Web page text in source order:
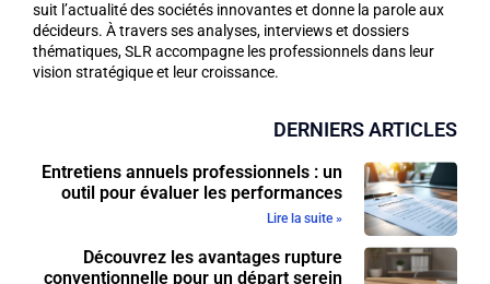
suit l’actualité des sociétés innovantes et donne la parole aux
décideurs. À travers ses analyses, interviews et dossiers
thématiques, SLR accompagne les professionnels dans leur
vision stratégique et leur croissance.
DERNIERS ARTICLES
Entretiens annuels professionnels : un
outil pour évaluer les performances
Lire la suite »
Découvrez les avantages rupture
conventionnelle pour un départ serein